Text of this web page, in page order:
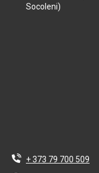
Socoleni)
+ 373 79 700 509